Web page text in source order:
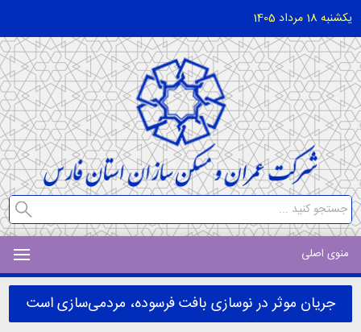
یکشنبه 18 مرداد 1405
منوی اصلی
جریان موثر در نوسازی بافت فرسوده، مردمی‌سازی است